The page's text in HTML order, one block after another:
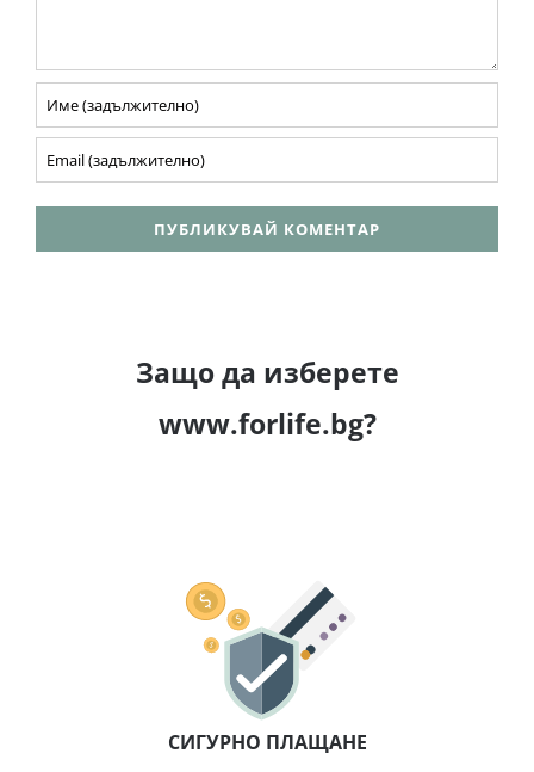
Защо да изберете
www.forlife.bg?
СИГУРНО ПЛАЩАНЕ